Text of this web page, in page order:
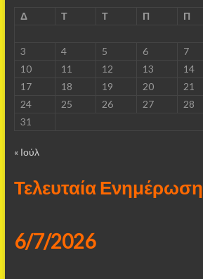
Δ
Τ Τ Π Π
3
4 5 6 7
10
11 12 13 14
17
18 19 20 21
24
25 26 27 28
31
« Ιούλ
Τελευταία Ενημέρωση
6/7/2026